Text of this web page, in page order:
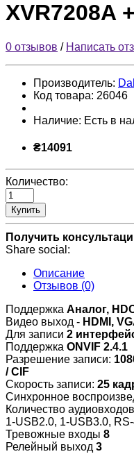
XVR7208A
0 отзывов / Написать
Производитель:
Код товара: 26046
Наличие: Есть в
₴14091
Количество:
Купить
Получить
Share social:
Описание
Отзывов (0)
Поддержка Аналог,
Видео выход - HDMI,
Для записи 2
Поддержка ONVIF 2.4.1
Разрешение записи:
/ CIF
Скорость записи: 25
Синхронное
Количество
1-USB2.0, 1-USB3.0,
Тревожные входы 8
Релейный выход 3